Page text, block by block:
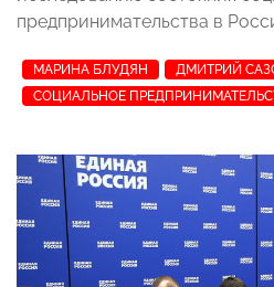
предпринимательства в
МАРИНА БЛУДЯН
ДМИТРИЙ
СОЦИАЛЬНОЕ